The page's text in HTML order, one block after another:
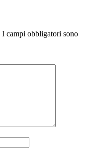
I campi obbligatori sono